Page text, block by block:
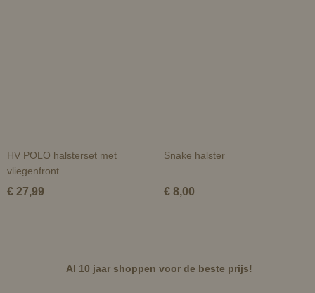
HV POLO halsterset met
vliegenfront
€ 27,99
Snake halster
€ 8,00
Al 10 jaar shoppen voor de beste prijs!